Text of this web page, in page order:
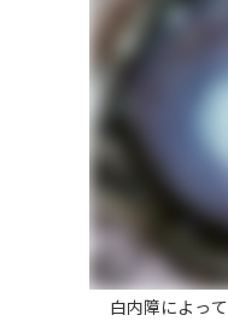
白内障によっ